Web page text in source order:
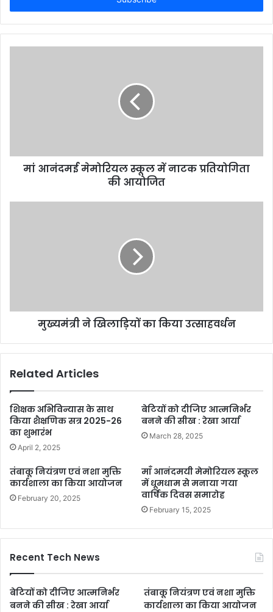
मां आनंदमई मेमोरियल स्कूल में नाटक प्रतियोगिता
की आयोजित
मुख्यमंत्री ने खिलाड़ियों का किया उत्साहवर्धन
Related Articles
शिक्षक अभिविन्यास के साथ
किया शैक्षणिक सत्र 2025-26
का शुभारंभ
April 2, 2025
बेटियों को दीजिए आत्मनिर्भर
बनने की सीख : रेखा आर्या
March 28, 2025
तंबाकू नियंत्रण एवं नशा मुक्ति
कार्यशाला का किया आयोजन
February 20, 2025
माँ आनंदमयी मेमोरियल स्कूल
में धूमधाम से मनाया गया
वार्षिक दिवस समारोह
February 15, 2025
Recent Tech News
बेटियों को दीजिए आत्मनिर्भर
बनने की सीख : रेखा आर्या
तंबाकू नियंत्रण एवं नशा मुक्ति
कार्यशाला का किया आयोजन